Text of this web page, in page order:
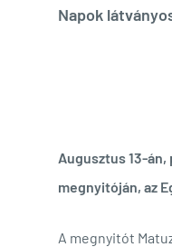
Napok
Augusztus 13-
megnyitóján, az
A megnyitót